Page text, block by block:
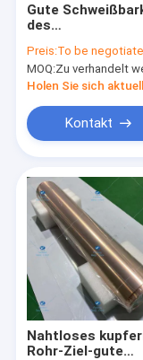
Gute
des
Tiegel-T2-
Ziel-99,97%
Preis:To be
MOQ:Zu verhandelt
Kontakt
Nahtloses
Rohr-Ziel-gute